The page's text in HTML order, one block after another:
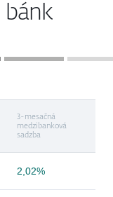
bánk
3-mesačná
medzibanková
sadzba
2,02%